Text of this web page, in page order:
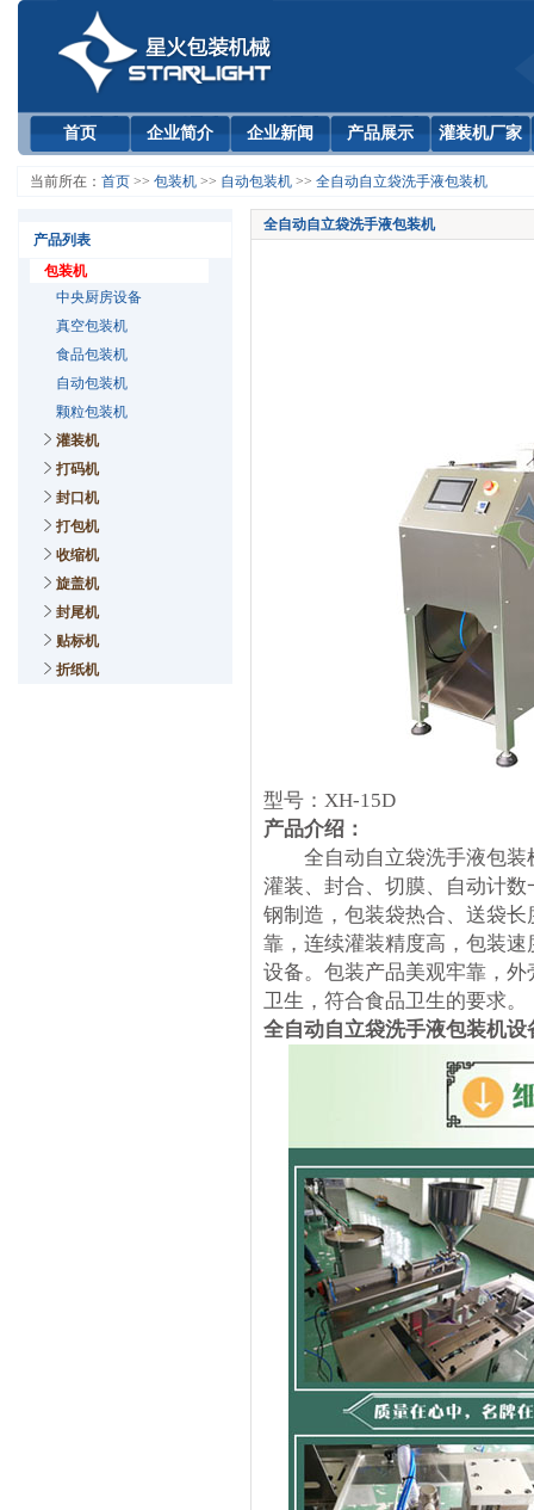
首页 企业简介 企业新闻 产品展示 灌装机厂家
当前所在： 首页 >> 包装机 >> 自动包装机 >> 全自动自立袋洗手液包装机
产品列表
包装机
中央厨房设备
真空包装机
食品包装机
自动包装机
颗粒包装机
灌装机
打码机
封口机
打包机
收缩机
旋盖机
封尾机
贴标机
折纸机
全自动自立袋洗手液包装机
型号：XH-15D
产品介绍：
全自动自立袋洗手液包装
灌装、封合、切膜、自动计
钢制造，包装袋热合、送袋
靠，连续灌装精度高，包装
设备。包装产品美观牢靠，
卫生，符合食品卫生的要求。
全自动自立袋洗手液包装机设